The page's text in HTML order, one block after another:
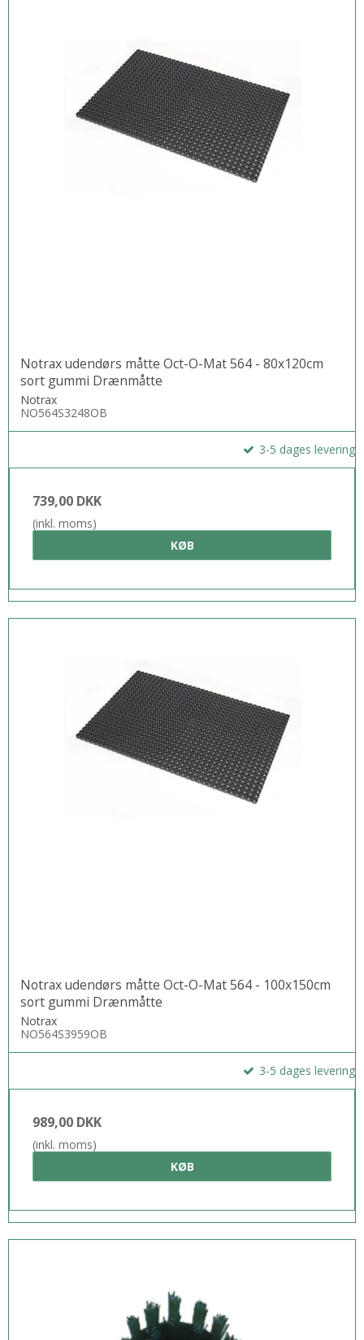
Notrax udendørs måtte Oct-O-Mat 564 - 80x120cm
sort gummi Drænmåtte
Notrax
NO564S3248OB
3-5 dages levering
739,00 DKK
(inkl. moms)
KØB
Notrax udendørs måtte Oct-O-Mat 564 - 100x150cm
sort gummi Drænmåtte
Notrax
NO564S3959OB
3-5 dages levering
989,00 DKK
(inkl. moms)
KØB